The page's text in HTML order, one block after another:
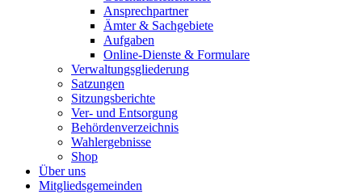
Ansprechpartner
Ämter & Sachgebiete
Aufgaben
Online-Dienste & Formulare
Verwaltungsgliederung
Satzungen
Sitzungsberichte
Ver- und Entsorgung
Behördenverzeichnis
Wahlergebnisse
Shop
Über uns
Mitgliedsgemeinden